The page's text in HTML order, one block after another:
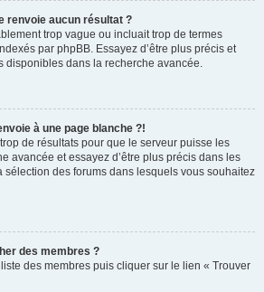
renvoie aucun résultat ?
trop vague ou incluait trop de termes
par phpBB. Essayez d’être plus précis et
disponibles dans la recherche avancée.
à une page blanche ?!
de résultats pour que le serveur puisse les
avancée et essayez d’être plus précis dans les
sélection des forums dans lesquels vous souhaitez
des membres ?
des membres puis cliquer sur le lien « Trouver